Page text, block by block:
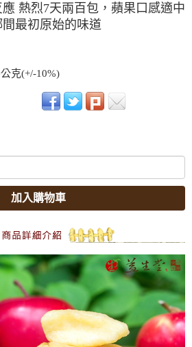
熱烈7天兩百包，蘋果口感適中
最初原始的味道
克(+/-10%)
加入購物車